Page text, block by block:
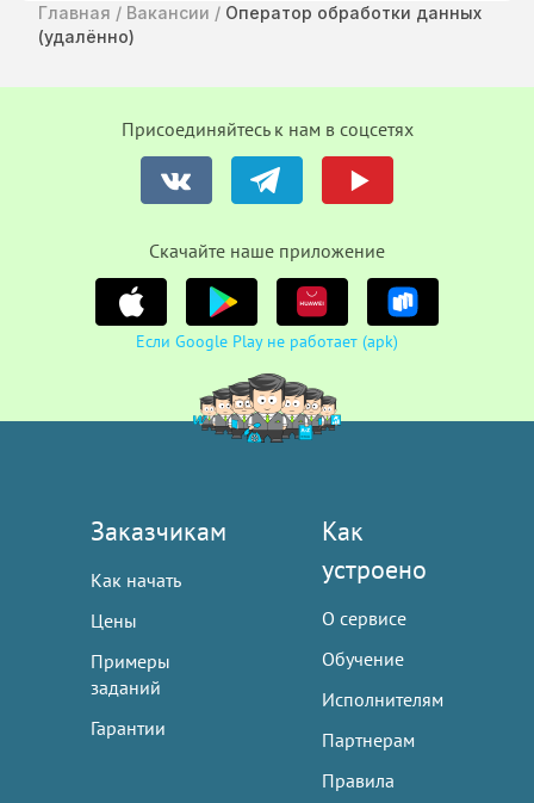
Главная / Вакансии / Оператор обработки данных
(удалённо)
Присоединяйтесь к нам в соцсетях
Cкачайте наше приложение
Если Google Play не работает (apk)
Заказчикам
Как начать
Цены
Примеры
заданий
Гарантии
Как
устроено
О сервисе
Обучение
Исполнителям
Партнерам
Правила